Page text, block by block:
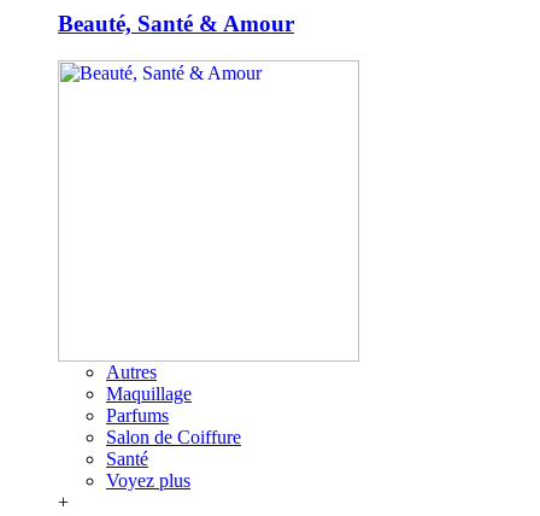
Beauté, Santé & Amour
Autres
Maquillage
Parfums
Salon de Coiffure
Santé
Voyez plus
+